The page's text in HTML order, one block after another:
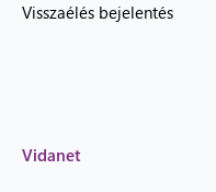
Visszaélés bejelentés
Vidanet